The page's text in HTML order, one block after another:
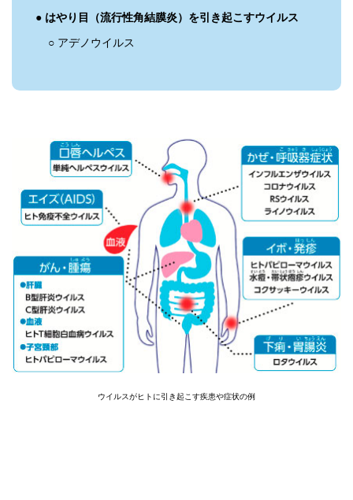
● はやり目（流行性角結膜炎）を引き起こすウイルス
○ アデノウイルス
ウイルスがヒトに引き起こす疾患や症状の例